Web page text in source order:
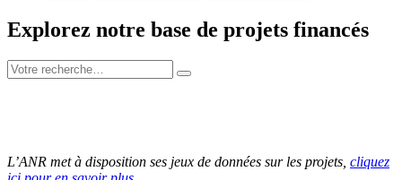
Explorez notre base de projets financés
L’ANR met à disposition ses jeux de données sur les projets, cliquez